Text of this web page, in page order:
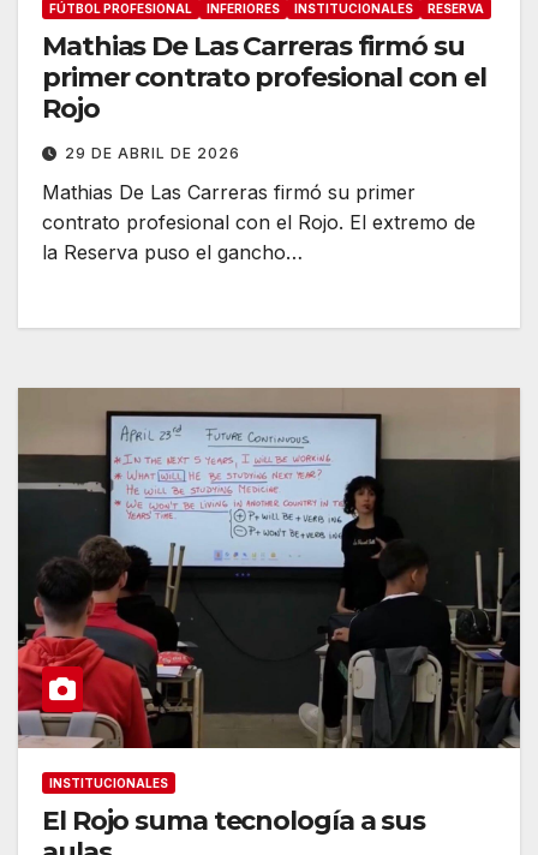
FÚTBOL PROFESIONAL INFERIORES INSTITUCIONALES RESERVA
Mathias De Las Carreras firmó su
primer contrato profesional con el
Rojo
29 DE ABRIL DE 2026
Mathias De Las Carreras firmó su primer
contrato profesional con el Rojo. El extremo de
la Reserva puso el gancho…
INSTITUCIONALES
El Rojo suma tecnología a sus